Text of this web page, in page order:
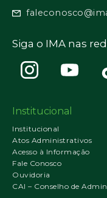
Siga o IMA nas
Institucional
Institucional
Atos Administrativos
Acesso à Informação
Fale Conosco
Ouvidoria
CAI – Conselho de